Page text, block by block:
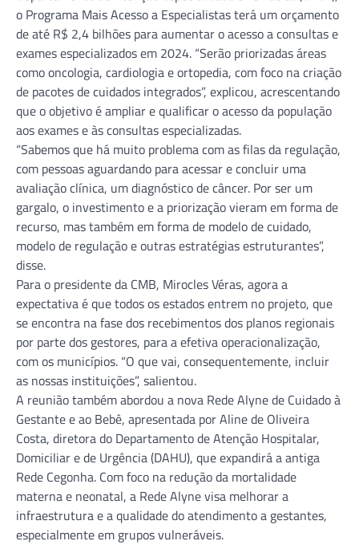
o Programa Mais Acesso a Especialistas terá um orçamento
de até R$ 2,4 bilhões para aumentar o acesso a consultas e
exames especializados em 2024. “Serão priorizadas áreas
como oncologia, cardiologia e ortopedia, com foco na criação
de pacotes de cuidados integrados”, explicou, acrescentando
que o objetivo é ampliar e qualificar o acesso da população
aos exames e às consultas especializadas.
“Sabemos que há muito problema com as filas da regulação,
com pessoas aguardando para acessar e concluir uma
avaliação clínica, um diagnóstico de câncer. Por ser um
gargalo, o investimento e a priorização vieram em forma de
recurso, mas também em forma de modelo de cuidado,
modelo de regulação e outras estratégias estruturantes”,
disse.
Para o presidente da CMB, Mirocles Véras, agora a
expectativa é que todos os estados entrem no projeto, que
se encontra na fase dos recebimentos dos planos regionais
por parte dos gestores, para a efetiva operacionalização,
com os municípios. “O que vai, consequentemente, incluir
as nossas instituições”, salientou.
A reunião também abordou a nova Rede Alyne de Cuidado à
Gestante e ao Bebê, apresentada por Aline de Oliveira
Costa, diretora do Departamento de Atenção Hospitalar,
Domiciliar e de Urgência (DAHU), que expandirá a antiga
Rede Cegonha. Com foco na redução da mortalidade
materna e neonatal, a Rede Alyne visa melhorar a
infraestrutura e a qualidade do atendimento a gestantes,
especialmente em grupos vulneráveis.